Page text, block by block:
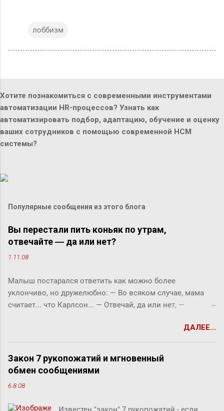
лоббизм
Хотите познакомиться с современными инструментами
автоматизации HR-процессов? Узнать как
автоматизировать подбор, адаптацию, обучение и оценку
ваших сотрудников с помощью современной HCM
системы?
Популярные сообщения из этого блога
Вы перестали пить коньяк по утрам,
отвечайте ― да или нет?
1.11.08
Малыш постарался ответить как можно более
уклончиво, но дружелюбно: ― Во всяком случае, мама
считает... что Карлсон... ― Отвечай, да или нет, ―
Карлсон должен у нас обедать? ― Во всяком случае, она
хотела... ― снова попытался уйти от прямого ответа
Малыш, но фрекен Бок прервала его жестким окриком: ―
Я сказала, отвечай ― да или нет! На простой вопрос
всегда можно ответить «да» или «нет», по-моему, это не
трудно. ― Представь себе, трудно, ― вмешался Карлсон.
ДАЛЕЕ...
Закон 7 рукопожатий и мгновенный
обмен сообщениями
6.8.08